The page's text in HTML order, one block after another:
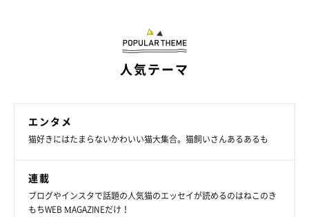
人気テーマ
エンタメ
猫好きにはたまらないかわいい猫大集合。猫飼いさんあるあるも
連載
ブログやインスタで話題の人気猫のエッセイが読めるのはねこのき
もちWEB MAGAZINEだけ！